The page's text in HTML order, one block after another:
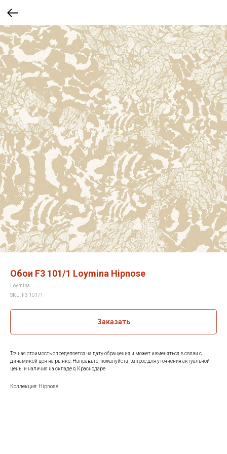
Обои F3 101/1 Loymina Hipnose
Loymina
SKU: F3 101/1
Заказать
Точная стоимость определяется на дату обращения и может изменяться в связи с
динамикой цен на рынке. Направьте, пожалуйста, запрос для уточнения актуальной
цены и наличия на складе в Краснодаре.
Коллекция: Hipnose